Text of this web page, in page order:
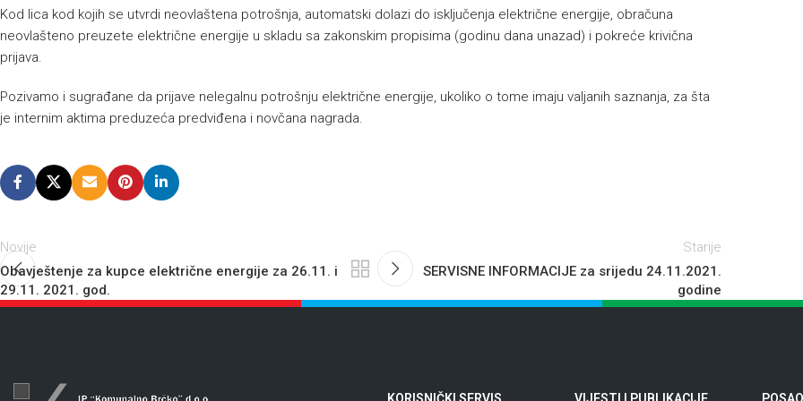
Kod lica kod kojih se utvrdi neovlaštena potrošnja, automatski dolazi do isključenja električne energije, obračuna
neovlašteno preuzete električne energije u skladu sa zakonskim propisima (godinu dana unazad) i pokreće krivična
prijava.
Pozivamo i sugrađane da prijave nelegalnu potrošnju električne energije, ukoliko o tome imaju valjanih saznanja, za šta
je internim aktima preduzeća predviđena i novčana nagrada.
Novije
Obavještenje za kupce električne energije za 26.11. i
29.11. 2021. god.
Starije
SERVISNE INFORMACIJE za srijedu 24.11.2021.
godine